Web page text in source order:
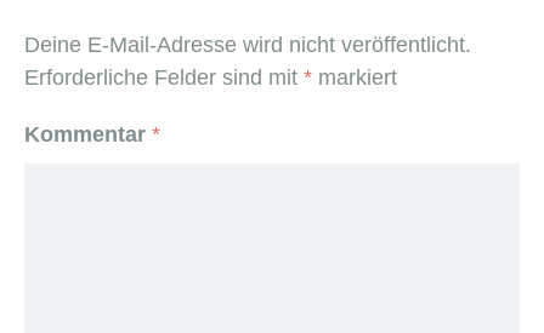
Deine E-Mail-Adresse wird nicht veröffentlicht.
Erforderliche Felder sind mit * markiert
Kommentar *